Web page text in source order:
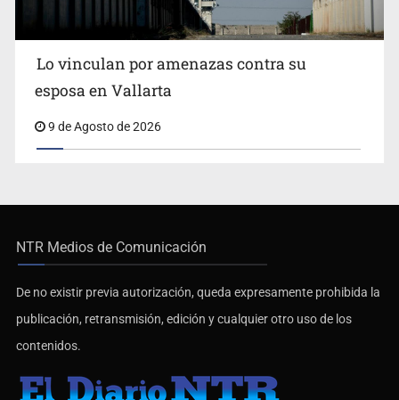
Lo vinculan por amenazas contra su
esposa en Vallarta
9 de Agosto de 2026
NTR Medios de Comunicación
De no existir previa autorización, queda expresamente prohibida la
publicación, retransmisión, edición y cualquier otro uso de los
contenidos.